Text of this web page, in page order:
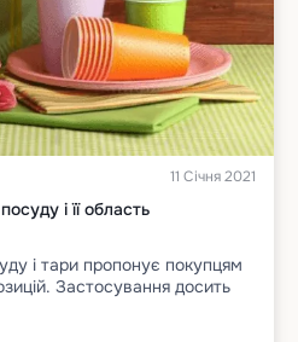
11 Січня 2021
і її область
і тари пропонує покупцям
Застосування досить